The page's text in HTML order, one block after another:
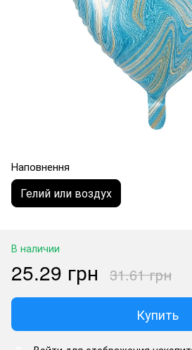
Наповнення
Гелий или воздух
В наличии
25.29 грн 31.61 грн
Купить